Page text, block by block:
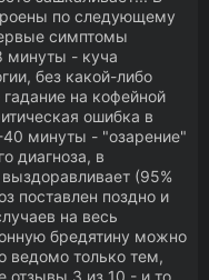
по следующему
симптомы
минуты - куча
без какой-либо
на кофейной
ошибка в
40 минуты - "озарение"
диагноза, в
выздоравливает (95%
поставлен поздно и
на весь
бредятину можно
ведомо только тем,
отзывы.3 из 10 - и то,